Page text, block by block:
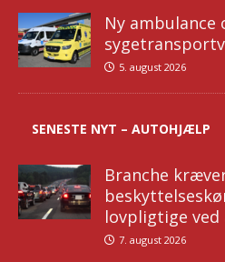
Ny ambulance
5. august 2026
SENESTE NYT – AUTOHJÆLP
Branche
lovpligtige
7. august 2026